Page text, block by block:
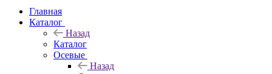
Главная
Каталог
Назад
Каталог
Осевые
Назад